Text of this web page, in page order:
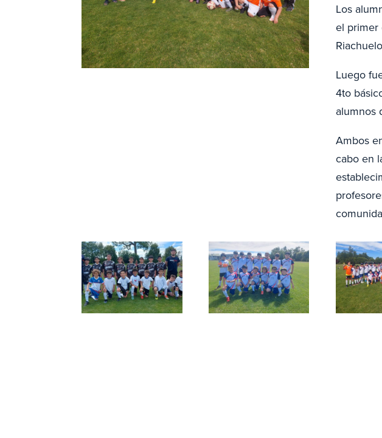
Los
el primer
Luego
4to
alumnos
Ambos
cabo en